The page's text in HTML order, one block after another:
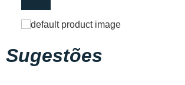
Sugestões